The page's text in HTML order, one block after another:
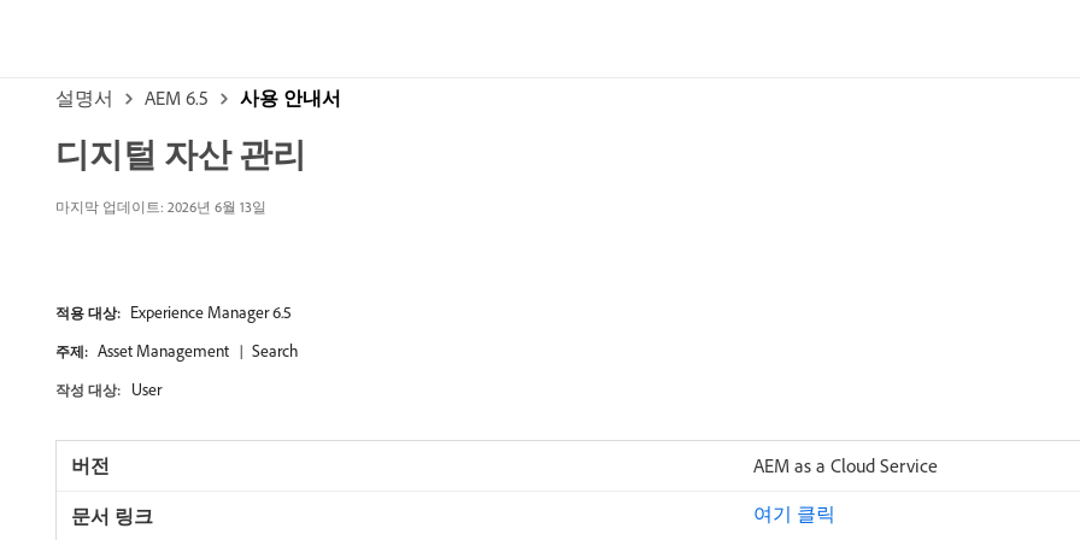
설명서 AEM 6.5 사용 안내서
디지털 자산 관리
마지막 업데이트: 2026년 6월 13일
적용 대상: Experience Manager 6.5
주제: Asset Management Search
작성 대상: User
AEM as a Cloud Service
여기 클릭